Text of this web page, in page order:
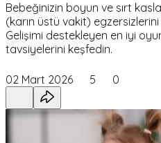
Bebeğinizin boyun ve sırt
(karın üstü vakit)
Gelişimi destekleyen en iyi
tavsiyelerini keşfedin.
02 Mart 2026 5 0